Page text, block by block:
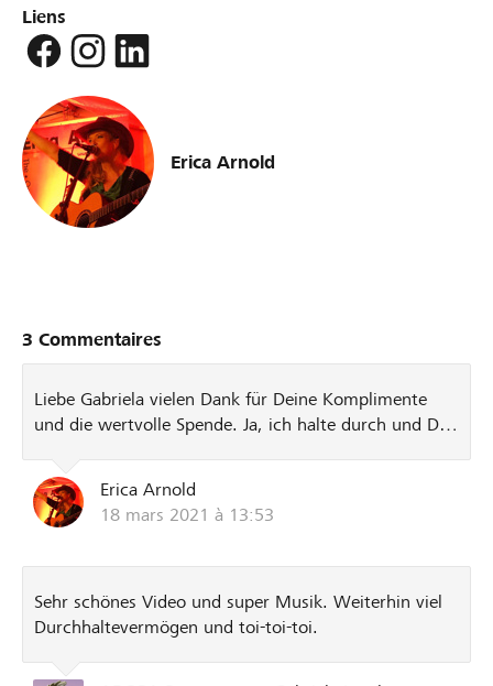
Liens
Erica Arnold
3 Commentaires
Liebe Gabriela vielen Dank für Deine Komplimente
und die wertvolle Spende. Ja, ich halte durch und Du
Lockdown und ich weniger. So sind die Schicksale
verschieden. Bleib gesund und mir treu. Wäre schön,
wenn wir uns persönlich mal kennen lernen. Herzliche
Erica Arnold
18 mars 2021 à 13:53
Sehr schönes Video und super Musik. Weiterhin viel
Durchhaltevermögen und toi-toi-toi.